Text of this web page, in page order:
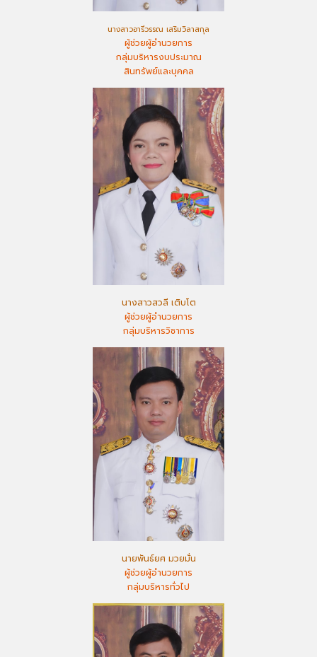
นางสาวอารีวรรณ เสริมวิลาสกุล
ผู้ช่วยผู้อำนวยการ
กลุ่มบริหารงบประมาณ
สินทรัพย์และบุคคล
นางสาวสวลี เติบโต
ผู้ช่วยผู้อำนวยการ
กลุ่มบริหารวิชาการ
นายพันธ์ยศ มวยมั่น
ผู้ช่วยผู้อำนวยการ
กลุ่มบริหารทั่วไป